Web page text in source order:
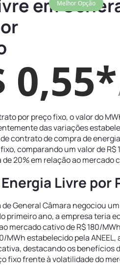
Melhor Opção
em
0,55*
por preço fixo, o valor do
das variações
contrato de compra de
comparando um valor de R$
20% em relação ao mercado
Livre por
General Câmara negociou
primeiro ano, a empresa teria
mercado cativo de R$ 180/
MWh estabelecido pela ANEEL,
destacando os benefícios
fixo frente à volatilidade do